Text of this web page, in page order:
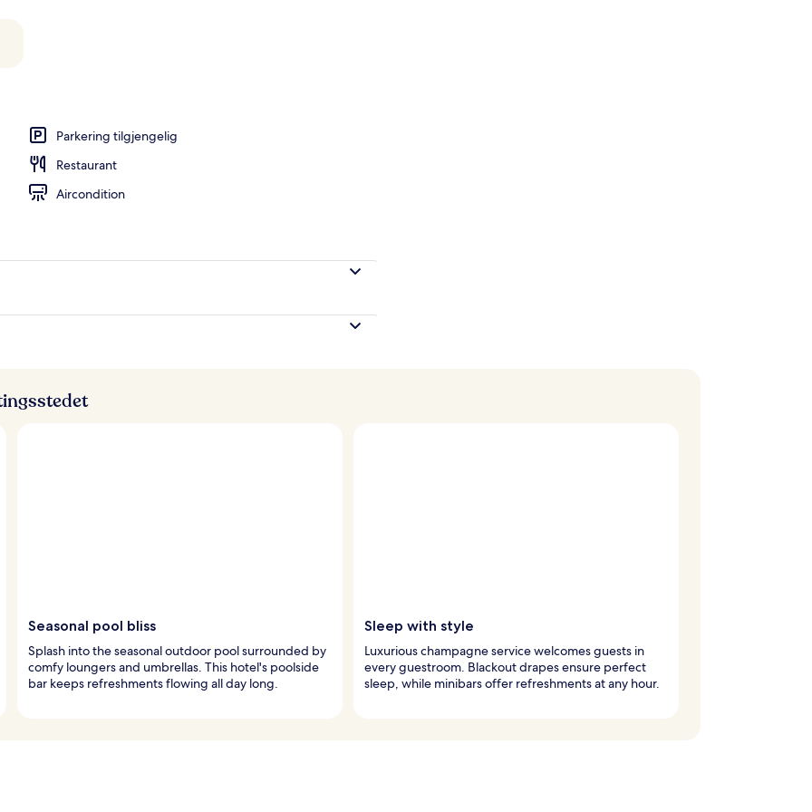
Parkering tilgjengelig
Restaurant
Aircondition
Seasonal pool bliss
Splash into the seasonal outdoor pool surrounded by
comfy loungers and umbrellas. This hotel's poolside
bar keeps refreshments flowing all day long.
Sleep with style
Luxurious champagne service welcomes guests in
every guestroom. Blackout drapes ensure perfect
sleep, while minibars offer refreshments at any hour.